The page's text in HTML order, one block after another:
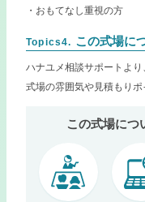
・おもてなし重視の方
Topics4. この式場に
ハナユメ相談サポートより
式場の雰囲気や見積もりポ
この式場につ